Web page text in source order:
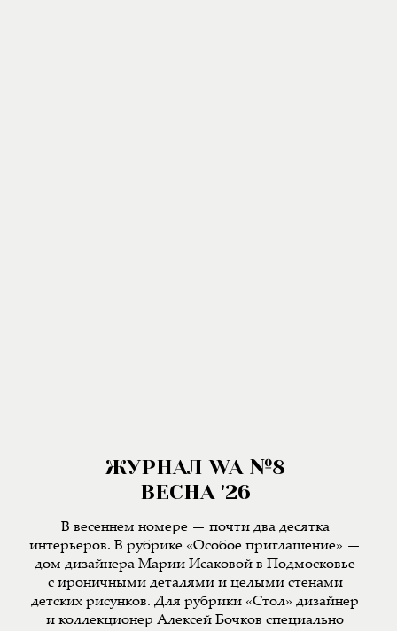
ЖУРНАЛ WA №8
ВЕСНА '26
В весеннем номере — почти два десятка
интерьеров. В рубрике «Особое приглашение» —
дом дизайнера Марии Исаковой в Подмосковье
с ироничными деталями и целыми стенами
детских рисунков. Для рубрики «Стол» дизайнер
и коллекционер Алексей Бочков специально